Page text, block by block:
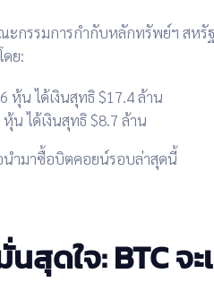
กรรมการกำกับหลักทรัพย์ฯ สหรั
ย:
หุ้นได้เงินสุทธิ$17.4 ล้าน
หุ้นได้เงินสุทธิ$8.7 ล้าน
นำมาซื้อบิตคอยน์รอบล่าสุดนี้
สุดใจ: BTC จ